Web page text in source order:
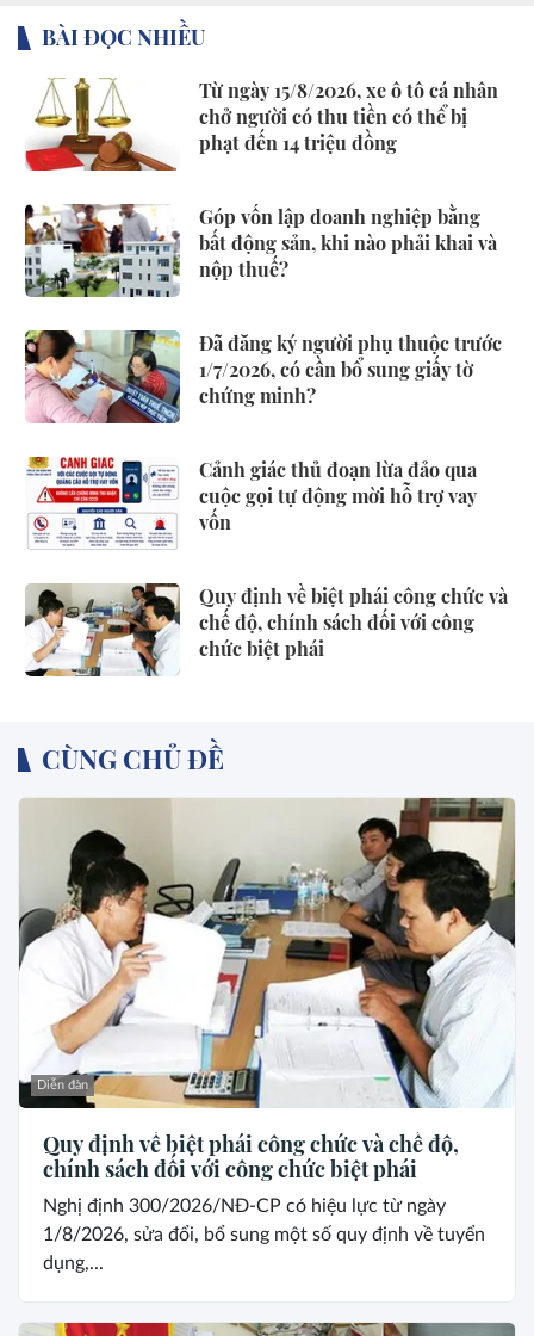
BÀI ĐỌC NHIỀU
Từ ngày 15/8/2026, xe ô tô cá nhân
chở người có thu tiền có thể bị
phạt đến 14 triệu đồng
Góp vốn lập doanh nghiệp bằng
bất động sản, khi nào phải khai và
nộp thuế?
Đã đăng ký người phụ thuộc trước
1/7/2026, có cần bổ sung giấy tờ
chứng minh?
Cảnh giác thủ đoạn lừa đảo qua
cuộc gọi tự động mời hỗ trợ vay
vốn
Quy định về biệt phái công chức và
chế độ, chính sách đối với công
chức biệt phái
CÙNG CHỦ ĐỀ
Diễn đàn
Quy định về biệt phái công chức và chế độ,
chính sách đối với công chức biệt phái
Nghị định 300/2026/NĐ-CP có hiệu lực từ ngày
1/8/2026, sửa đổi, bổ sung một số quy định về tuyển
dụng,...